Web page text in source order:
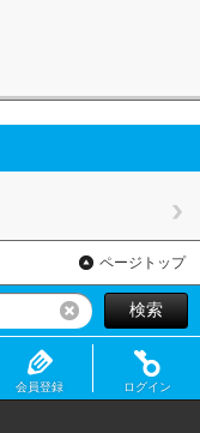
ページトップ
リセット検索
会員登録 ログイン